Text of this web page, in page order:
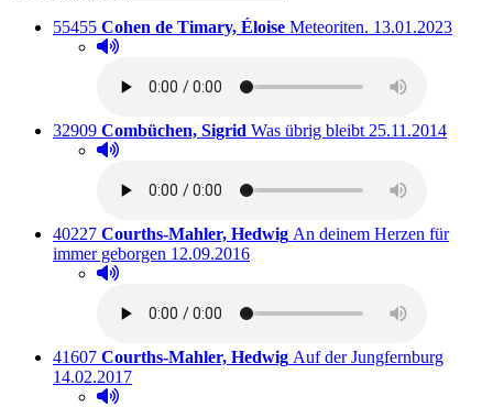
Titelnummer:
55455 von
Cohen de Timary, Éloise: Meteoriten. Ausleihbar seit
13.01.2023
Hörprobe abspielen
Hörprobe von Meteoriten.
Titelnummer:
32909 von
Combüchen, Sigrid Was übrig bleibt Ausleihbar seit
25.11.2014
Hörprobe abspielen
Hörprobe von Was übrig bleibt
Titelnummer:
40227 von
Courths-Mahler, Hedwig: An deinem Herzen für
immer geborgen Ausleihbar seit dem
12.09.2016
Hörprobe abspielen
Hörprobe von An deinem Herzen für immer geborgen
Titelnummer:
41607 von
Courths-Mahler, Hedwig: Auf der Jungfernburg
14.02.2017
Hörprobe abspielen
Hörprobe von Auf der Jungfernburg